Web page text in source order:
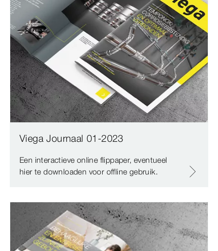
Viega Journaal 01-2023
Een interactieve online flippaper, eventueel
hier te downloaden voor offline gebruik.